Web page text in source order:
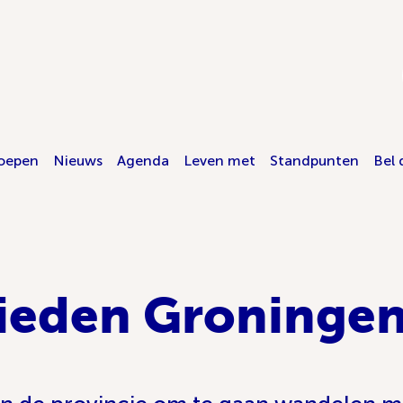
Nieuws Agenda Leven met Standpunten Bel